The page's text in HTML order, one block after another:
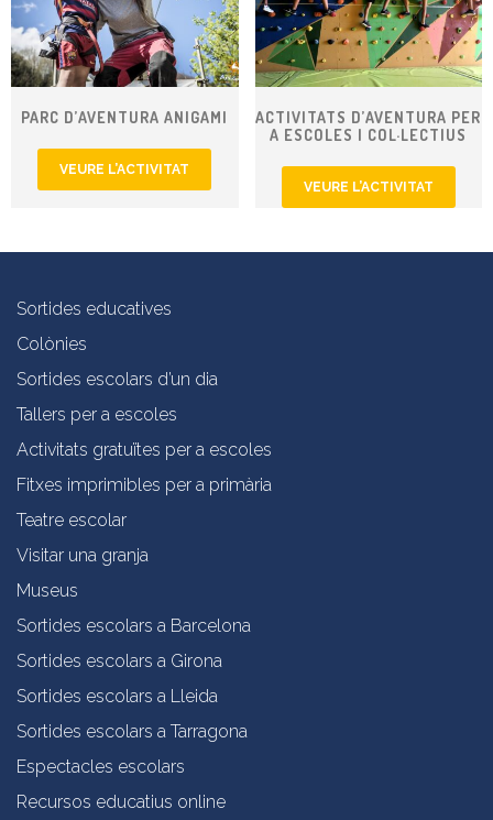
PARC D’AVENTURA ANIGAMI
VEURE L’ACTIVITAT
ACTIVITATS D’AVENTURA PER
A ESCOLES I COL·LECTIUS
VEURE L’ACTIVITAT
Sortides educatives
Colònies
Sortides escolars d’un dia
Tallers per a escoles
Activitats gratuïtes per a escoles
Fitxes imprimibles per a primària
Teatre escolar
Visitar una granja
Museus
Sortides escolars a Barcelona
Sortides escolars a Girona
Sortides escolars a Lleida
Sortides escolars a Tarragona
Espectacles escolars
Recursos educatius online